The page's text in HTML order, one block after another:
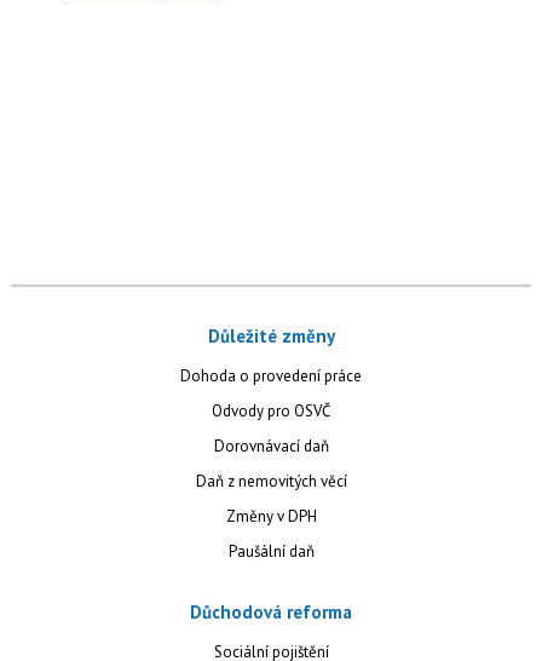
Důležité změny
Dohoda o provedení práce
Odvody pro OSVČ
Dorovnávací daň
Daň z nemovitých věcí
Změny v DPH
Paušální daň
Důchodová reforma
Sociální pojištění